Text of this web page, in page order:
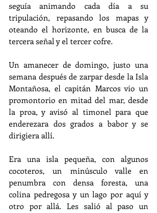
seguía animando cada día a su
tripulación, repasando los mapas y
oteando el horizonte, en busca de la
tercera señal y el tercer cofre.
Un amanecer de domingo, justo una
semana después de zarpar desde la Isla
Montañosa, el capitán Marcos vio un
promontorio en mitad del mar, desde
la proa, y avisó al timonel para que
enderezara dos grados a babor y se
dirigiera allí.
Era una isla pequeña, con algunos
cocoteros, un minúsculo valle en
penumbra con densa foresta, una
colina pedregosa y un lago por aquí y
otro por allá. Les salió al paso un